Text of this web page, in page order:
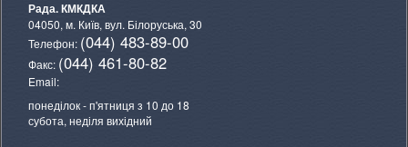
Рада. КМКДКА
04050, м. Київ, вул. Білоруська, 30
Телефон: (044) 483-89-00
Факс: (044) 461-80-82
Email:
понеділок - п'ятниця з 10 до 18
субота, неділя вихідний